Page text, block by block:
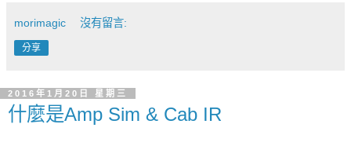
morimagic 沒有留言:
分享
2016年1月20日 星期三
什麼是Amp Sim & Cab IR